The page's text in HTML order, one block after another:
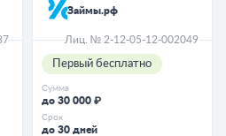
Займы.рф
Лиц. № 2-12-05-12-002049
Первый бесплатно
Сумма
до 30 000 ₽
Срок
до 30 дней